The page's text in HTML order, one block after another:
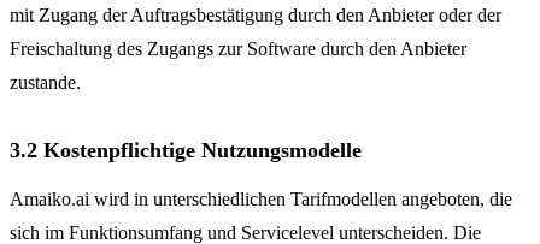
mit Zugang der Auftragsbestätigung durch den Anbieter oder der
Freischaltung des Zugangs zur Software durch den Anbieter
zustande.
3.2 Kostenpflichtige Nutzungsmodelle
Amaiko.ai wird in unterschiedlichen Tarifmodellen angeboten, die
sich im Funktionsumfang und Servicelevel unterscheiden. Die